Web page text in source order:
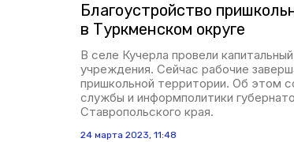
Благоустройство
в Туркменском округе
В селе Кучерла провели
учреждения. Сейчас рабочие
пришкольной территории. Об этом
службы и информполитики
Ставропольского края.
24 марта 2023, 11:48